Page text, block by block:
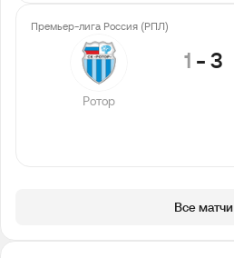
Премьер-лига Россия (РПЛ)
Ротор
1 -3
Все матчи